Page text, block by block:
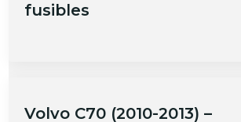
fusibles
Volvo C70 (2010-2013) –